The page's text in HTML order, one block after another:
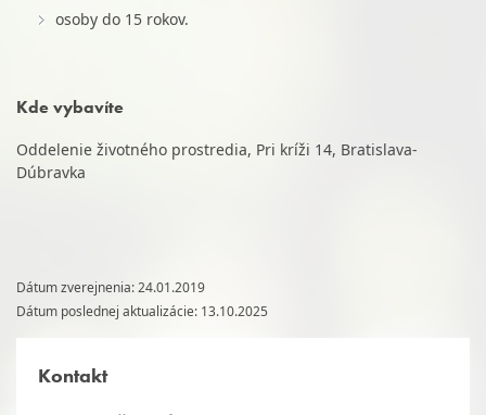
osoby do 15 rokov.
Kde vybavíte
Oddelenie životného prostredia, Pri kríži 14, Bratislava-
Dúbravka
Dátum zverejnenia: 24.01.2019
Dátum poslednej aktualizácie: 13.10.2025
Kontakt